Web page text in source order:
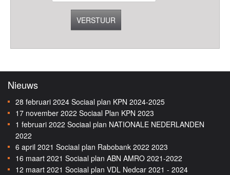
VERSTUUR
Nieuws
28 februari 2024 Sociaal plan KPN 2024-2025
17 november 2022 Sociaal Plan KPN 2023
1 februari 2022 Sociaal plan NATIONALE NEDERLANDEN
2022
6 april 2021 Sociaal plan Rabobank 2022 2023
16 maart 2021 Sociaal plan ABN AMRO 2021-2022
12 maart 2021 Sociaal plan VDL Nedcar 2021 - 2024